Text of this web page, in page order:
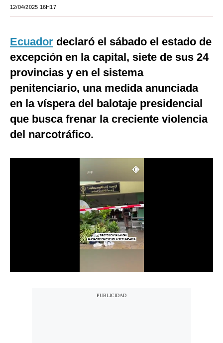
México
España
Tecnología
Club del Suscriptor
12/04/2025 16H17
Ecuador declaró el sábado el estado de
excepción en la capital, siete de sus 24
provincias y en el sistema
penitenciario, una medida anunciada
en la víspera del balotaje presidencial
que busca frenar la creciente violencia
del narcotráfico.